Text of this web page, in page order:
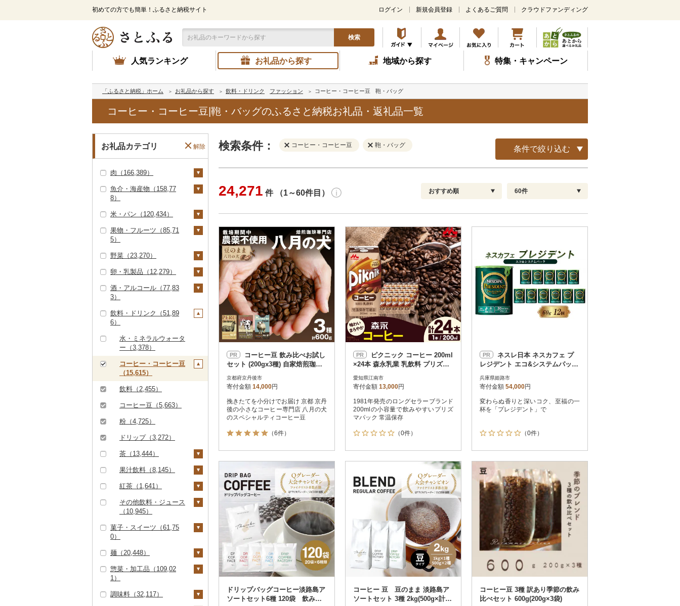
初めての方でも簡単！ふるさと納税サイト
メ
ン
コ
ン
テ
ツ
ッ
ログイン 新規会員登録 よくあるご質問 クラウドファンディング
検索
人気ランキング お礼品から探す 地域から探す 特集・キャンペーン
「ふるさと納税」ホーム お礼品から探す 飲料・ドリンク ファッション コーヒー・コーヒー豆 鞄・バッグ
コーヒー・コーヒー豆|鞄・バッグのふるさと納税お礼品・返礼品一覧
お礼品カテゴリ 解除
肉（166,389）
牛肉（精肉）（89,07
ステーキ（27,599）
すき焼き（24,610）
3）
焼肉（21,089）
牛タン（2,089）
白老牛（1,508）
仙台牛（374）
米沢牛（1,028）
山形牛（6,993）
常陸牛（1,789）
上州牛（33）
飛騨牛（4,706）
近江牛（3,327）
神戸牛・神戸ビーフ
（3,077）
但馬牛（811）
土佐あかうし（164）
佐賀牛（6,812）
長崎和牛（2,289）
あか牛（1,745）
宮崎牛（2,430）
（8,393）
牛肉（加工品）（30,0
もつ鍋（8,840）
ローストビーフ（3,16
アグー豚（143）
その他豚肉（精肉）
（10,275）
56）
ハンバーグ（4,088）
ソーセージ・ウインナ
ー（7,387）
ベーコン・サラミ（4,
417）
その他豚肉（加工品）
鶏肉（14,780）
6）
41）
唐揚げ（1,554）
中津からあげ（49）
水炊き（2,015）
地鶏（2,012）
赤鶏さつま（3）
その他鶏肉（5,343）
羊肉・ラム肉（ジンギ
スカン）（2,179）
鴨肉（456）
猪肉（502）
141）
魚介・海産物（158,77
8）
カニ（16,688）
ズワイガニ（11,643）
エビ（3,765）
47）
からすみ（557）
キャビア（663）
その他魚卵（276）
帆立（ホタテ）（6,77
5）
鮑（アワビ）（718）
牡蠣（カキ）（1,57
9）
あさり（855）
しじみ（585）
サザエ（260）
はまぐり（268）
その他貝（1,241）
うなぎ（20,679）
鮮魚（23,852）
鮭・サーモン（7,33
8）
マグロ（4,200）
イワシ（147）
カツオ（1,570）
金目鯛（904）
クエ（249）
くじら（227）
サバ（3,109）
さんま（357）
鯛（1,677）
のどぐろ（462）
ふぐ（2,390）
ブリ（1,158）
イカ・タコ（6,645）
イカ（3,833）
タコ（2,856）
海苔・海藻（7,802）
海苔（4,150）
わかめ（1,352）
ひじき（410）
その他海苔・海藻（2,
286）
干物（12,383）
ししゃも（232）
その他干物（11,980）
その他魚介・加工品
（48,336）
しらす・ちりめん（7,
059）
かまぼこ・練り製品
（36,879）
米・パン（120,434）
米（110,444）
ゆめぴりか（4,929）
つや姫（4,225）
コシヒカリ（48,259）
はえぬき（3,457）
さがびより（1,092）
あきたこまち（9,01
ひとめぼれ（2,807）
ミルキークィーン（2,
507）
ななつぼし（4,644）
その他米（9,287）
124）
果物・フルーツ（85,71
5）
ぶどう・マスカット
デラウェア（113）
シャインマスカット
（5,771）
その他ぶどう・マスカ
ット（2,117）
もも（6,311）
さくらんぼ（1,830）
梨（4,143）
和梨（3,002）
洋梨・ラフランス（1,
039）
マンゴー（1,591）
みかん・柑橘（22,47
4）
みかん（10,298）
レモン（851）
不知火・デコポン（2,
まどんな（335）
ポンカン（735）
その他柑橘（8,371）
すいか（1,362）
キウイ（1,245）
柿（カキ）（2,886）
ドライフルーツ（4,33
干し芋（1,532）
その他ドライフルーツ
びわ（226）
ブルーベリー（694）
パイナップル（191）
栗（502）
その他果物（3,062）
野菜（23,270）
いも（3,898）
じゃがいも（1,001）
トマト（2,525）
0）
その他トマト（840）
とうもろこし（1,51
8）
根菜（2,212）
人参（400）
大根（193）
自然薯（182）
レンコン（117）
にんにく・生姜（1,11
7）
その他根菜（366）
アスパラガス（1,19
0）
豆（3,577）
きのこ（2,158）
しいたけ（1,128）
松茸（161）
その他きのこ（948）
その他野菜（7,076）
山菜（283）
かぼちゃ（402）
茄子（303）
レタス（214）
その他野菜（5,779）
卵・乳製品（12,279）
卵（3,948）
牛乳（1,781）
バター（969）
その他乳製品（885）
酒・アルコール（77,83
3）
ビール・発泡酒（14,1
ビール（3,459）
発泡酒（1,689）
地ビール・クラフトビ
ール（6,102）
日本酒（27,979）
純米大吟醸（9,121）
純米吟醸（8,512）
大吟醸（4,527）
吟醸（1,160）
その他日本酒（14,58
焼酎（13,840）
芋焼酎（6,415）
麦焼酎（2,903）
米焼酎（415）
黒糖焼酎（535）
その他焼酎（4,751）
梅酒（4,685）
泡盛（440）
ワイン（6,371）
白ワイン（2,882）
赤ワイン（3,653）
シャンパン・スパーク
5）
ウイスキー（1,444）
リキュール・洋酒（3,
8）
その他酒（4,307）
飲料・ドリンク（51,89
6）
水・ミネラルウォータ
ー（3,378）
コーヒー・コーヒー豆
（15,615）
飲料（2,455）
コーヒー豆（5,663）
粉（4,725）
ドリップ（3,272）
茶（13,444）
飲料（3,223）
茶葉・ティーバッグ
静岡茶（883）
足柄茶（74）
果汁飲料（8,145）
りんごジュース（1,62
みかんジュース（オレ
7）
3）
紅茶（1,641）
飲料（152）
（1,469）
その他飲料・ジュース
（10,945）
野菜ジュース（2,88
炭酸飲料（1,958）
豆乳（300）
（5,357）
菓子・スイーツ（61,75
0）
ケーキ（10,493）
クッキー（3,509）
麺（20,448）
ラーメン（7,245）
惣菜・加工品（109,02
1）
惣菜（21,716）
調味料（32,117）
検索条件： コーヒー・コーヒー豆 鞄・バッグ 条件で絞り込む
円
決済方法 解除
PayPay
クレジットカード決済
Amazon Pay
楽天ペイ
メルペイ
コンビニ支払い
ソフトバンクまとめて支払い
d払い
金融機関(Pay-easy決済)
解除
発送種別 解除
通常
冷蔵便
冷凍便
配送指定 解除
お届け日時指定可
お届け時間帯指定可
その他 解除
さとふる限定のお礼品
定期便
さとふるアプリdeワンストップ申請
結果を見る（ 24,271件）
24,271 件 （1～60件目） おすすめ順
新着順
レビュー件数順
レビュー評価順
寄付金額が高い順
寄付金額が低い順
60件
60
120
PR
セット (200gx3種) 自家焙煎珈琲
豆 【栽培期間中農薬不使用】
京都府京丹後市
寄付金額 14,000円
挽きたてを小分けでお届け 京都 京丹
後の小さなコーヒー専門店 八月の犬
のスペシャルティコーヒー豆
（6件）
PR
×24本 森永乳業 乳飲料 プリズマ
パック
愛知県江南市
寄付金額 13,000円
1981年発売のロングセラーブランド
200mlの小容量で飲みやすいプリズ
マパック 常温保存
（0件）
PR
レジデント エコ&システムパック
60g×12個入[53651370]
兵庫県姫路市
寄付金額 54,000円
変わらぬ香りと深いコク、至福の一
杯を「プレジデント」で
（0件）
ドリップバッグコーヒー淡路島ア
ソートセット6種 120袋 飲み比
コーヒー 豆 豆のまま 淡路島ア
ソートセット 3種 2kg(500g×計4
コーヒー豆 3種 訳あり季節の飲み
比べセット 600g(200g×3袋)